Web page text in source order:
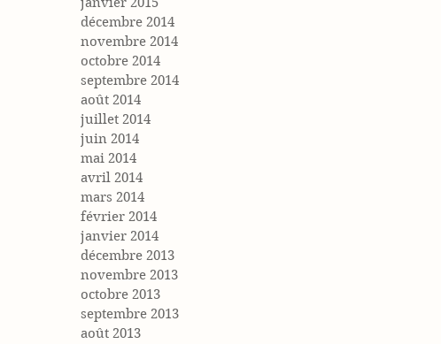
décembre 2014
novembre 2014
octobre 2014
septembre 2014
août 2014
juillet 2014
juin 2014
mai 2014
avril 2014
mars 2014
février 2014
janvier 2014
décembre 2013
novembre 2013
octobre 2013
septembre 2013
août 2013